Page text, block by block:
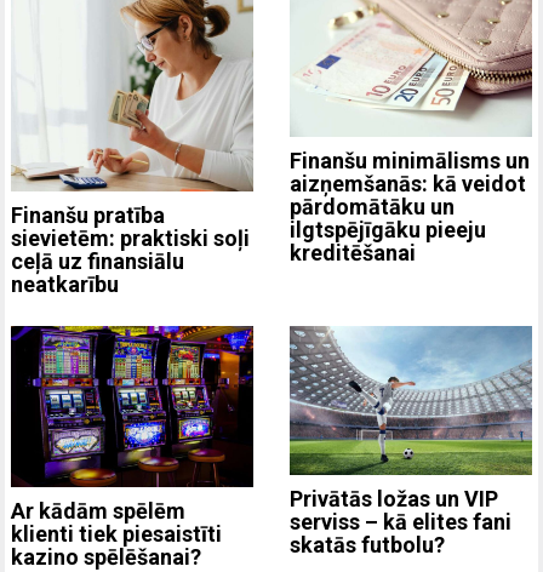
Finanšu pratība
sievietēm: praktiski soļi
ceļā uz finansiālu
neatkarību
Finanšu minimālisms un
aizņemšanās: kā veidot
pārdomātāku un
ilgtspējīgāku pieeju
kreditēšanai
Ar kādām spēlēm
klienti tiek piesaistīti
kazino spēlēšanai?
Privātās ložas un VIP
serviss – kā elites fani
skatās futbolu?